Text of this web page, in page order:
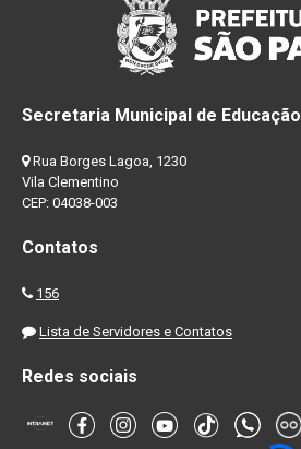
Secretaria Municipal de Educação
Rua Borges Lagoa, 1230
Vila Clementino
CEP: 04038-003
Contatos
156
Lista de Servidores e Contatos
Redes sociais